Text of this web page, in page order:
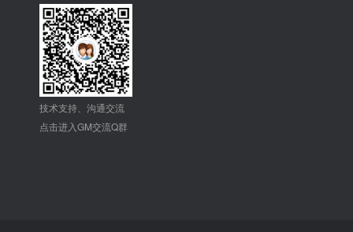
技术支持、沟通交流
点击进入GM交流Q群